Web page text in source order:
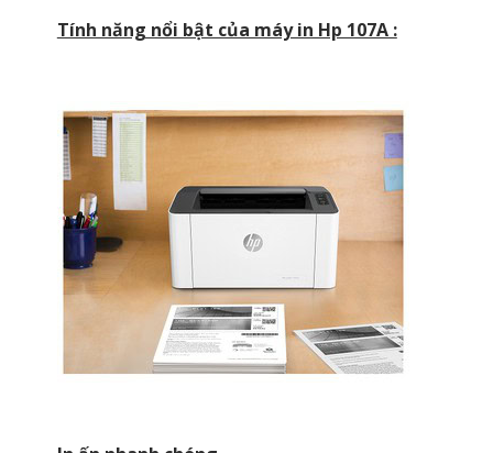
Tính năng nổi bật của máy in Hp 107A :